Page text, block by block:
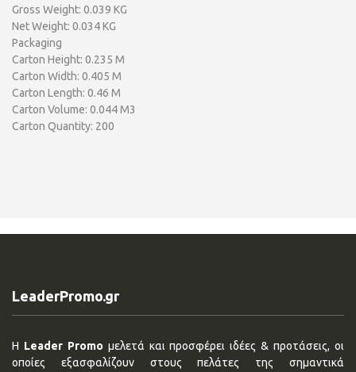
Gross Weight: 0.039 KG
Net Weight: 0.034 KG
Packaging
Carton Height: 0.235 M
Carton Width: 0.405 M
Carton Length: 0.46 M
Carton Volume: 0.044 M3
Carton Quantity: 200
LeaderPromo.gr
Η Leader Promo μελετά και προσφέρει ιδέες & προτάσεις, οι
οποίες εξασφαλίζουν στους πελάτες της σημαντικά